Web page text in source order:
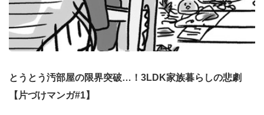
とうとう汚部屋の限界突破…！3LDK家族暮らしの悲劇
【片づけマンガ#1】